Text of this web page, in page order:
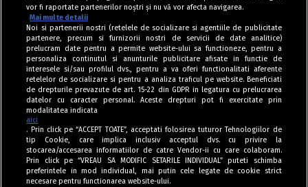
Tag index
vor fi raportate partenerilor noștri și nu vă vor afecta navigarea.
Mai multe detalii
Noi si partenerii nostri (retelele de socializare si agentiile de publicitate
partenere, precum si furnizorii nostri de servicii de date analitice)
prelucram date pentru a permite website-ului sa functioneze, pentru a
personaliza continutul si anunturile publicitare afisate in functie de
interesele si/sau profilul dvs., pentru a va oferi functionalitati aferente
retelelor de socializare si pentru a analiza traficul pe website. Beneficiati
de drepturile prevazute de art. 15-22 din GDPR in legatura cu prelucrarea
datelor cu caracter personal. Aceste drepturi pot fi exercitate prin
modalitatea indicata
aici
. Prin click pe “ACCEPT TOATE”, acceptati folosirea tuturor Tehnologiilor de
tip Cookie, care implica inclusiv acceptul dvs. cu privire la
stocarea/accesarea informatiilor de catre Vendor-ii cu care colaboram.
Prin click pe “VREAU SA MODIFIC SETARILE INDIVIDUAL” puteti schimba
preferintele in mod individual, mai putin cele legate de cookie strict
necesare pentru functionarea website-ului.